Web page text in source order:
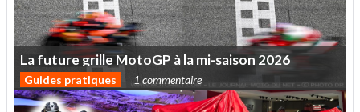
Lafuturegrille MotoGP àlami-saison 2026
Guides pratiques 1 commentaire